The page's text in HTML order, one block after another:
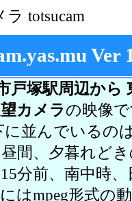
totsucam
Ver
戸塚駅周辺から
カメラの映像
に並んでいるの
間、夕暮れど
分前、南中時
はmpeg形式の